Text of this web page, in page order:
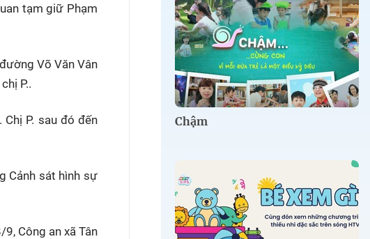
tạm giữ Phạm
Võ Văn Vân
P..
P. sau đó đến
Cảnh sát hình sự
Công an xã Tân
Chậm